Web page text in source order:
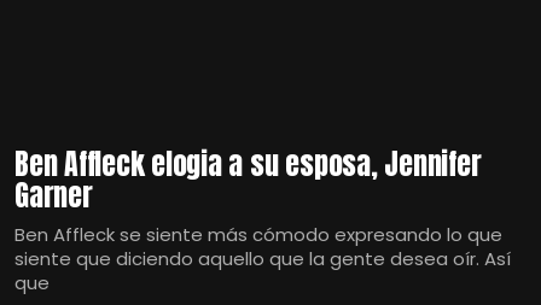
Ben Affleck elogia a su esposa, Jennifer
Garner
Ben Affleck se siente más cómodo expresando lo que
siente que diciendo aquello que la gente desea oír. Así
que